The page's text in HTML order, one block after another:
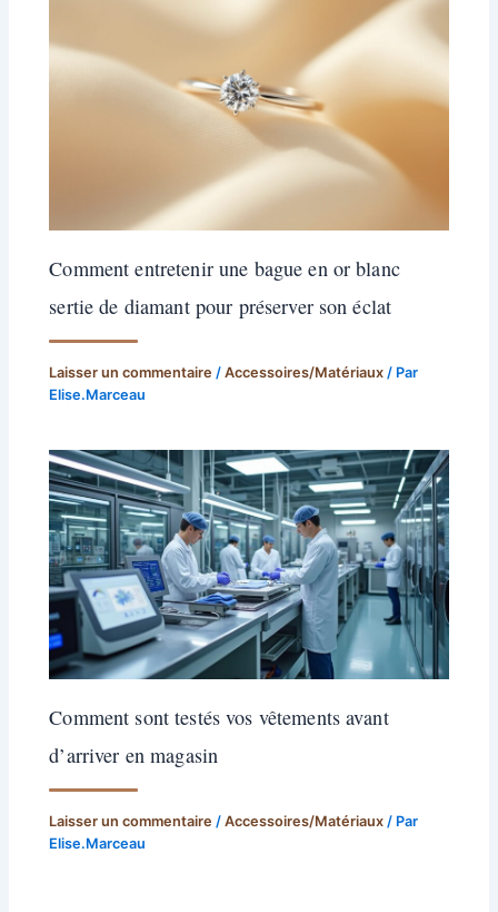
Comment entretenir une bague en or blanc
sertie de diamant pour préserver son éclat
Laisser un commentaire /Accessoires/Matériaux / Par
Elise.Marceau
Comment sont testés vos vêtements avant
d’arriver en magasin
Laisser un commentaire /Accessoires/Matériaux / Par
Elise.Marceau